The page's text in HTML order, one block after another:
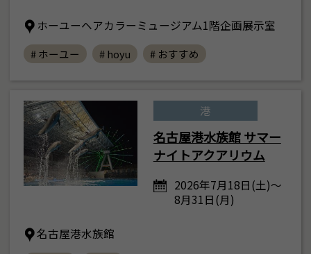
ホーユーヘアカラーミュージアム1階企画展示室
# ホーユー # hoyu # おすすめ
港
名古屋港水族館 サマー
ナイトアクアリウム
2026年7月18日(土)～
8月31日(月)
名古屋港水族館